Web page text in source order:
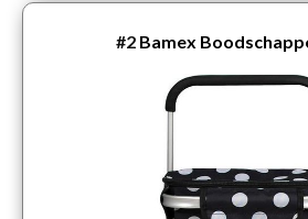
#2 Bamex